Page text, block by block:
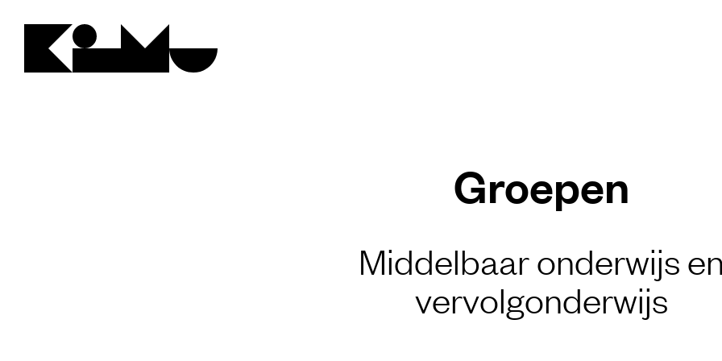
Groepen
Middelbaar onderwijs en
vervolgonderwijs